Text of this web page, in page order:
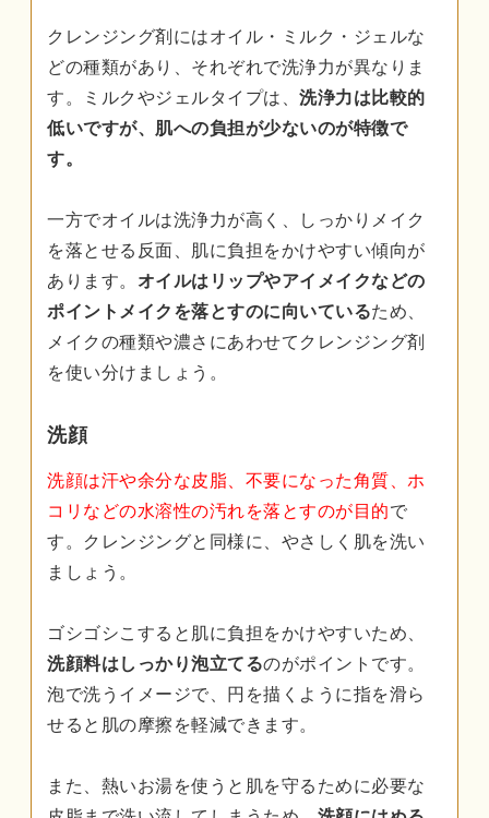
クレンジング剤にはオイル・ミルク・ジェルな
どの種類があり、それぞれで洗浄力が異なりま
す。ミルクやジェルタイプは、 洗浄力は比較的
低いですが、肌への負担が少ないのが特徴で
す。
一方でオイルは洗浄力が高く、しっかりメイク
を落とせる反面、肌に負担をかけやすい傾向が
あります。 オイルはリップやアイメイクなどの
ポイントメイクを落とすのに向いているため、
メイクの種類や濃さにあわせてクレンジング剤
を使い分けましょう。
洗顔
洗顔は汗や余分な皮脂、不要になった角質、ホ
コリなどの水溶性の汚れを落とすのが目的で
す。クレンジングと同様に、やさしく肌を洗い
ましょう。
ゴシゴシこすると肌に負担をかけやすいため、
洗顔料はしっかり泡立てるのがポイントです。
泡で洗うイメージで、円を描くように指を滑ら
せると肌の摩擦を軽減できます。
また、熱いお湯を使うと肌を守るために必要な